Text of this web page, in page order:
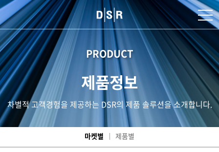
PRODUCT
제품정보
차별적 고객경험을 제공하는 DSR의 제품 솔루션을 소개합니다.
마켓별 제품별